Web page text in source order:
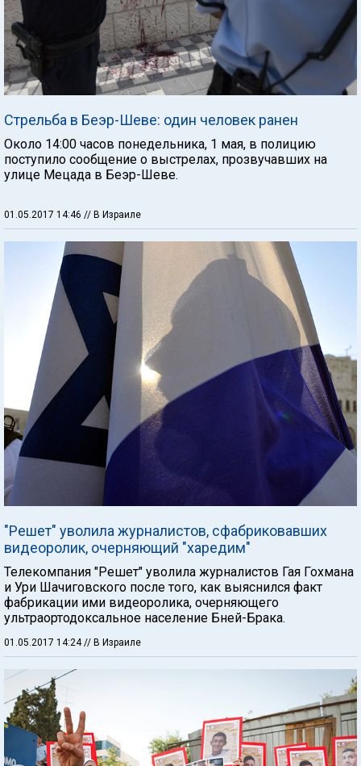
Стрельба в Беэр-Шеве: один человек ранен
Около 14:00 часов понедельника, 1 мая, в полицию
поступило сообщение о выстрелах, прозвучавших на
улице Мецада в Беэр-Шеве.
01.05.2017 14:46 // В Израиле
"Решет" уволила журналистов, сфабриковавших
видеоролик, очерняющий "харедим"
Телекомпания "Решет" уволила журналистов Гая Гохмана
и Ури Шачиговского после того, как выяснился факт
фабрикации ими видеоролика, очерняющего
ультраортодоксальное население Бней-Брака.
01.05.2017 14:24// В Израиле